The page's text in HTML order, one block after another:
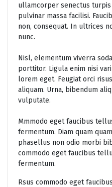
ullamcorper senectus
pulvinar massa facilisi.
non, consequat. In ultrices
nunc.
Nisl, elementum viverra
porttitor. Ligula enim nisi
lorem eget. Feugiat orci
aliquam. Urna, bibendum
vulputate.
Mmmodo eget faucibus
fermentum. Diam quam
phasellus non odio morbi
commodo eget faucibus
fermentum.
Rsus commodo eget